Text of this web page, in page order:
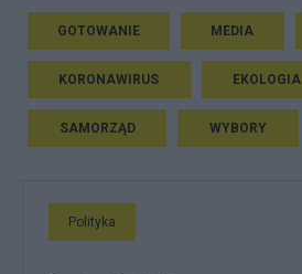
GOTOWANIE MEDIA
KORONAWIRUS EKOLOGIA
SAMORZĄD WYBORY
Polityka